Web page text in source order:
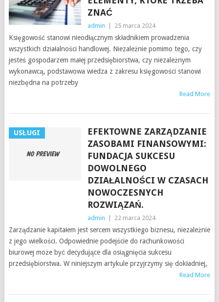
ZNAĆ
admin 25 marca 2024
Księgowość stanowi nieodłącznym składnikiem prowadzenia
wszystkich działalności handlowej. Niezależnie pomimo tego, czy
jesteś gospodarzem małej przedsiębiorstwa, czy niezależnym
wykonawcą, podstawowa wiedza z zakresu księgowości stanowi
niezbędna na potrzeby
Read More
USŁUGI
EFEKTOWNE ZARZĄDZANIE
ZASOBAMI FINANSOWYMI:
FUNDACJA SUKCESU
DOWOLNEGO
DZIAŁALNOŚCI W CZASACH
NOWOCZESNYCH
ROZWIĄZAŃ.
admin 22 marca 2024
Zarządzanie kapitałem jest sercem wszystkiego biznesu, niezależnie
z jego wielkości. Odpowiednie podejście do rachunkowości
biurowej może być decydujące dla osiągnięcia sukcesu
przedsiębiorstwa. W niniejszym artykule przyjrzymy się dokładniej,
Read More